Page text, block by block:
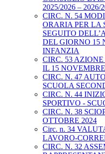
2025/2026 – 2026/
CIRC. N. 54
ORARIA PER LA
SEGUITO
DEL GIORNO 15
INFANZIA
CIRC. 53 AZIONE
IL 15
CIRC. N. 47
SCUOLA
CIRC. N. 44
SPORTIVO -
CIRC. N. 38
OTTOBRE 2024
Circ. n. 34
LAVORO-
CIRC. N. 32